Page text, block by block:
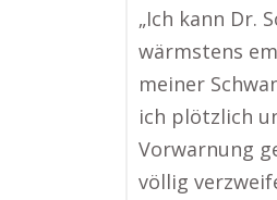
„Ich kann Dr.
wärmstens
meiner
ich plötzlich
Vorwarnung
völlig